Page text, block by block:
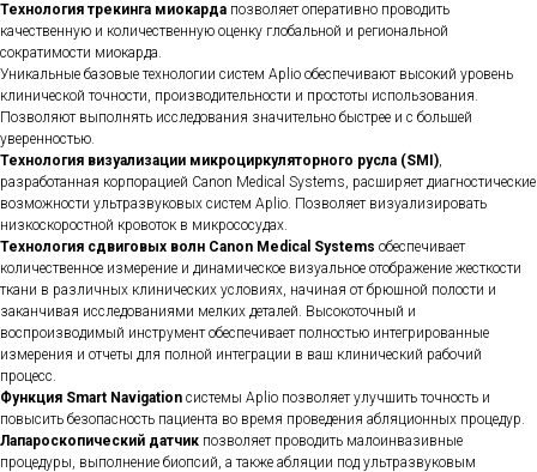
Технология трекинга миокарда позволяет оперативно проводить
качественную и количественную оценку глобальной и региональной
сократимости миокарда.
Уникальные базовые технологии систем Aplio обеспечивают высокий уровень
клинической точности, производительности и простоты использования.
Позволяют выполнять исследования значительно быстрее и с большей
уверенностью.
Технология визуализации микроциркуляторного русла (SMI),
разработанная корпорацией Canon Medical Systems, расширяет диагностические
возможности ультразвуковых систем Aplio. Позволяет визуализировать
низкоскоростной кровоток в микрососудах.
Технология сдвиговых волн Canon Medical Systems обеспечивает
количественное измерение и динамическое визуальное отображение жесткости
ткани в различных клинических условиях, начиная от брюшной полости и
заканчивая исследованиями мелких деталей. Высокоточный и
воспроизводимый инструмент обеспечивает полностью интегрированные
измерения и отчеты для полной интеграции в ваш клинический рабочий
процесс.
Функция Smart Navigation системы Aplio позволяет улучшить точность и
повысить безопасность пациента во время проведения абляционных процедур.
Лапароскопический датчик позволяет проводить малоинвазивные
процедуры, выполнение биопсий, а также абляции под ультразвуковым